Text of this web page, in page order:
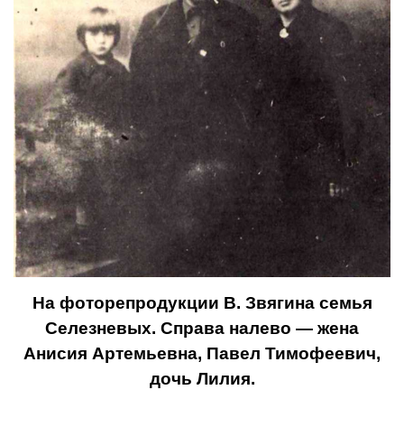
На фоторепродукции В. Звягина семья
Селезневых. Справа налево — жена
Анисия Артемьевна, Павел Тимофеевич,
дочь Лилия.